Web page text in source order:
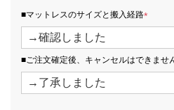
備考
・価格はマットレス単体
・配達日指定ＯＫ！
※北海道・沖縄・離島
発生する場合がござい
場合があります。
■マットレスのサイズと搬入経路
(
)
■ご注文確定後、キャンセルはできませ